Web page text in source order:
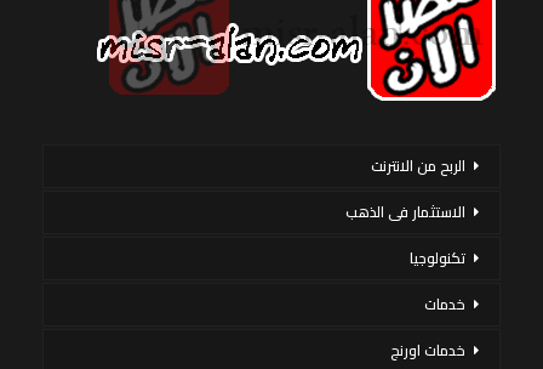
الربح من الانترنت
الاستثمار فى الذهب
تكنولوجيا
خدمات
خدمات اورنج